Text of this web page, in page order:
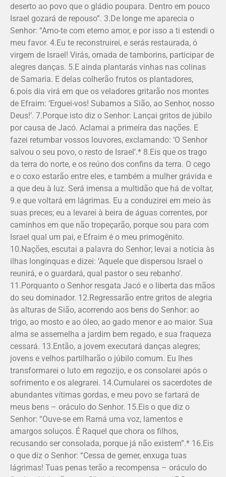
deserto ao povo que o gládio poupara. Dentro em pouco
Israel gozará de repouso”. 3.De longe me aparecia o
Senhor: “Amo-te com eterno amor, e por isso a ti estendi o
meu favor. 4.Eu te reconstruirei, e serás restaurada, ó
virgem de Israel! Virás, ornada de tamborins, participar de
alegres danças. 5.E ainda plantarás vinhas nas colinas
de Samaria. E delas colherão frutos os plantadores,
6.pois dia virá em que os veladores gritarão nos montes
de Efraim: ‘Erguei-vos! Subamos a Sião, ao Senhor, nosso
Deus!’. 7.Porque isto diz o Senhor: Lançai gritos de júbilo
por causa de Jacó. Aclamai a primeira das nações. E
fazei retumbar vossos louvores, exclamando: ‘O Senhor
salvou o seu povo, o resto de Israel’.* 8.Eis que os trago
da terra do norte, e os reúno dos confins da terra. O cego
e o coxo estarão entre eles, e também a mulher grávida e
a que deu à luz. Será imensa a multidão que há de voltar,
9.e que voltará em lágrimas. Eu a conduzirei em meio às
suas preces; eu a levarei à beira de águas correntes, por
caminhos em que não tropeçarão, porque sou para com
Israel qual um pai, e Efraim é o meu primogênito.
10.Nações, escutai a palavra do Senhor; levai a notícia às
ilhas longínquas e dizei: ‘Aquele que dispersou Israel o
reunirá, e o guardará, qual pastor o seu rebanho’.
11.Porquanto o Senhor resgata Jacó e o liberta das mãos
do seu dominador. 12.Regressarão entre gritos de alegria
às alturas de Sião, acorrendo aos bens do Senhor: ao
trigo, ao mosto e ao óleo, ao gado menor e ao maior. Sua
alma se assemelha a jardim bem regado, e sua fraqueza
cessará. 13.Então, a jovem executará danças alegres;
jovens e velhos partilharão o júbilo comum. Eu lhes
transformarei o luto em regozijo, e os consolarei após o
sofrimento e os alegrarei. 14.Cumularei os sacerdotes de
abundantes vítimas gordas, e meu povo se fartará de
meus bens – oráculo do Senhor. 15.Eis o que diz o
Senhor: “Ouve-se em Ramá uma voz, lamentos e
amargos soluços. É Raquel que chora os filhos,
recusando ser consolada, porque já não existem”.* 16.Eis
o que diz o Senhor: “Cessa de gemer, enxuga tuas
lágrimas! Tuas penas terão a recompensa – oráculo do